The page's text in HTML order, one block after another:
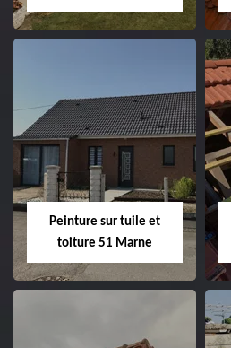
Peintre et peinture
de façade 51
Peinture sur tuile et
toiture 51 Marne